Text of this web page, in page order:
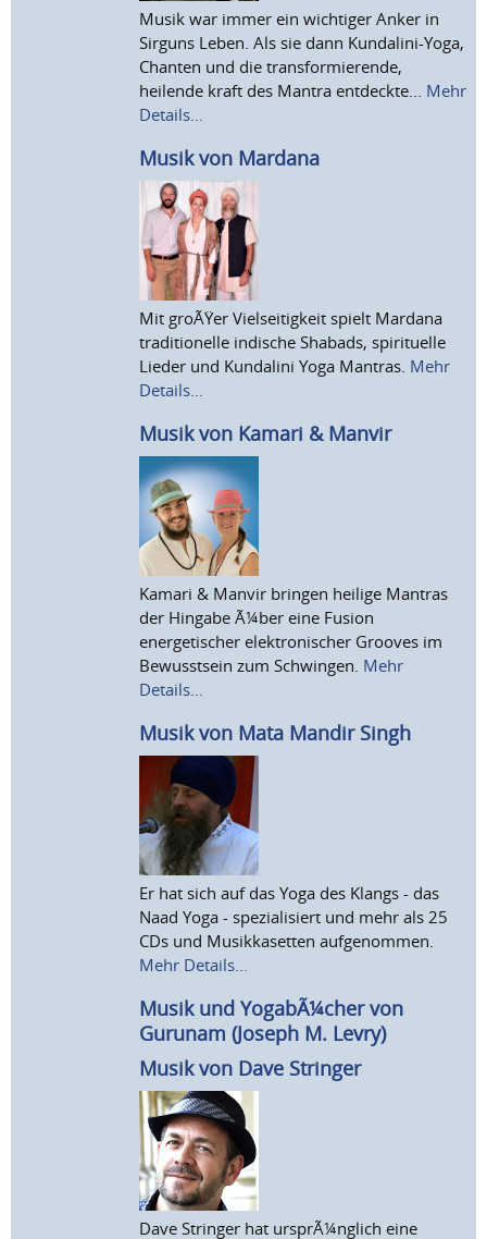
Musik war immer ein wichtiger Anker in
Sirguns Leben. Als sie dann Kundalini-Yoga,
Chanten und die transformierende,
heilende kraft des Mantra entdeckte... Mehr
Details...
Musik von Mardana
Mit groÃŸer Vielseitigkeit spielt Mardana
traditionelle indische Shabads, spirituelle
Lieder und Kundalini Yoga Mantras. Mehr
Details...
Musik von Kamari & Manvir
Kamari & Manvir bringen heilige Mantras
der Hingabe Ã¼ber eine Fusion
energetischer elektronischer Grooves im
Bewusstsein zum Schwingen. Mehr
Details...
Musik von Mata Mandir Singh
Er hat sich auf das Yoga des Klangs - das
Naad Yoga - spezialisiert und mehr als 25
CDs und Musikkasetten aufgenommen.
Mehr Details...
Musik und YogabÃ¼cher von
Gurunam (Joseph M. Levry)
Musik von Dave Stringer
Dave Stringer hat ursprÃ¼nglich eine